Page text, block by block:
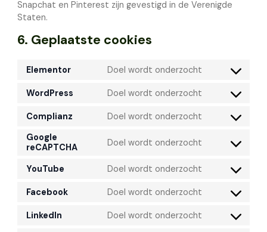
Snapchat en Pinterest zijn gevestigd in de Verenigde
Staten.
6. Geplaatste cookies
Elementor Doel wordt onderzocht
WordPress Doel wordt onderzocht
Complianz
Doel wordt onderzocht
Google
reCAPTCHA
Doel wordt onderzocht
YouTube Doel wordt onderzocht
Facebook Doel wordt onderzocht
LinkedIn Doel wordt onderzocht